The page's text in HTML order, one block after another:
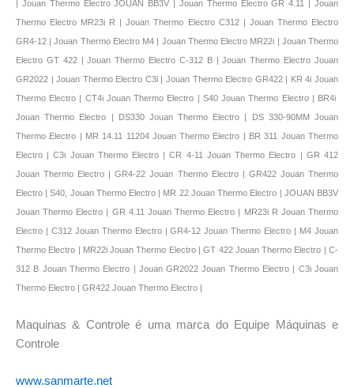
Maquinas & Controle é uma marca do Equipe Máquinas e
Controle
www.sanmarte.net